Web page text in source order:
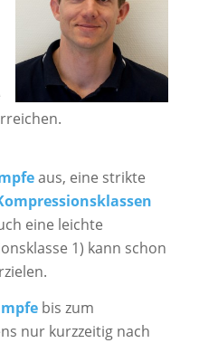
aus, eine strikte
eine leichte
1) kann schon
bis zum
nur kurzzeitig nach